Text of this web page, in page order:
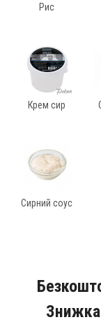
Рис
Крем сир
Сирний соус